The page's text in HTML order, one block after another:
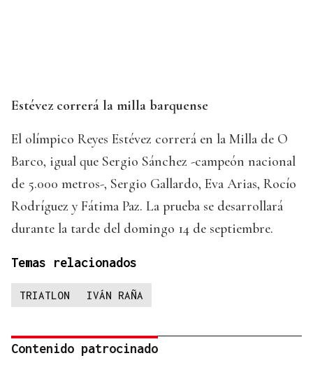
Estévez correrá la milla barquense
El olímpico Reyes Estévez correrá en la Milla de O
Barco, igual que Sergio Sánchez -campeón nacional
de 5.000 metros-, Sergio Gallardo, Eva Arias, Rocío
Rodríguez y Fátima Paz. La prueba se desarrollará
durante la tarde del domingo 14 de septiembre.
Temas relacionados
TRIATLON IVÁN RAÑA
Contenido patrocinado